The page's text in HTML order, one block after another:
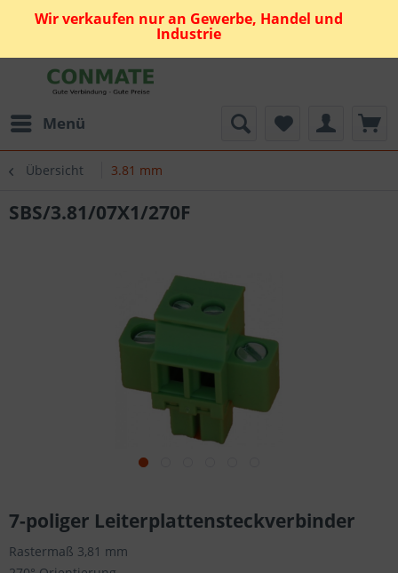
Wir verkaufen nur an Gewerbe, Handel und
Industrie
Menü
Übersicht 3.81 mm
SBS/3.81/07X1/270F
7-poliger Leiterplattensteckverbinder
Rastermaß 3,81 mm